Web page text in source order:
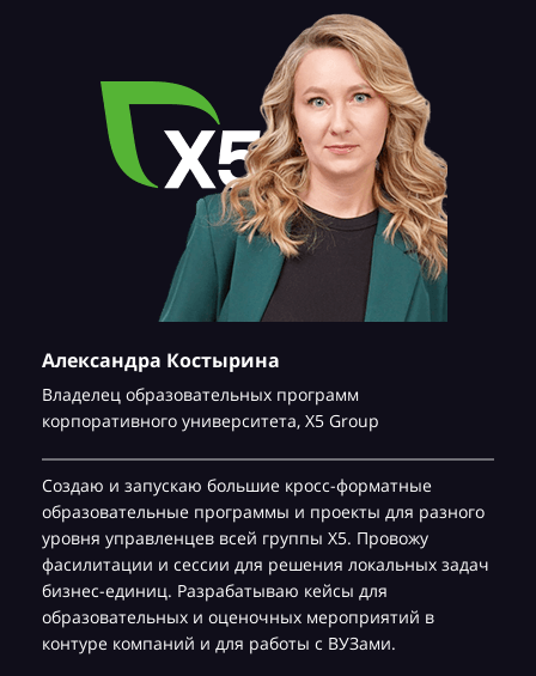
Александра Костырина
Владелец образовательных программ
корпоративного университета, Х5 Group
Создаю и запускаю большие кросс-форматные
образовательные программы и проекты для разного
уровня управленцев всей группы Х5. Провожу
фасилитации и сессии для решения локальных задач
бизнес-единиц. Разрабатываю кейсы для
образовательных и оценочных мероприятий в
контуре компаний и для работы с ВУЗами.